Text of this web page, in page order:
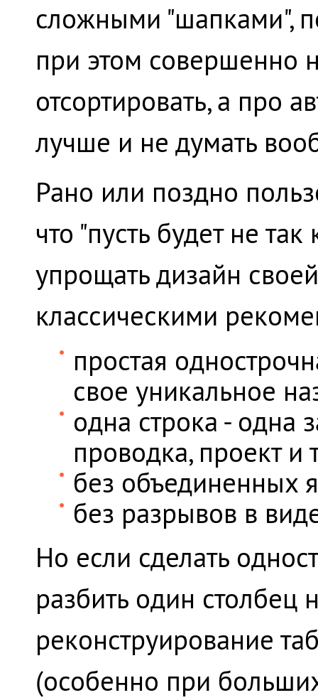
сложными "шапками",
при этом совершенно
отсортировать, а про
лучше и не думать
Рано или поздно
что "пусть будет не
упрощать дизайн
классическими
простая
свое уникальное
одна строка - одна
проводка, проект и
без объединенных
без разрывов в
Но если сделать
разбить один столбец
реконструирование
(особенно при